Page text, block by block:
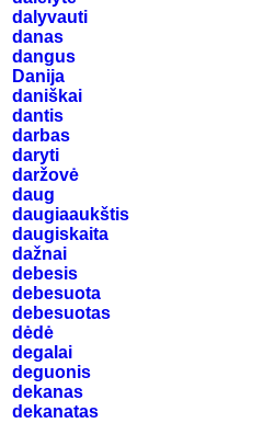
dalyvauti
danas
dangus
Danija
daniškai
dantis
darbas
daryti
daržovė
daug
daugiaaukštis
daugiskaita
dažnai
debesis
debesuota
debesuotas
dėdė
degalai
deguonis
dekanas
dekanatas